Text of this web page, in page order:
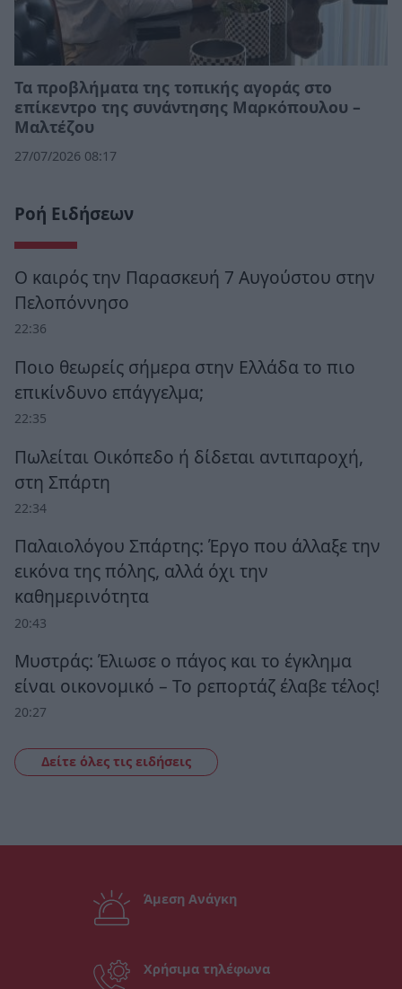
Τα προβλήματα της τοπικής αγοράς στο
επίκεντρο της συνάντησης Μαρκόπουλου –
Μαλτέζου
27/07/2026 08:17
Ροή Ειδήσεων
Ο καιρός την Παρασκευή 7 Αυγούστου στην
Πελοπόννησο
22:36
Ποιο θεωρείς σήμερα στην Ελλάδα το πιο
επικίνδυνο επάγγελμα;
22:35
Πωλείται Οικόπεδο ή δίδεται αντιπαροχή,
στη Σπάρτη
22:34
Παλαιολόγου Σπάρτης: Έργο που άλλαξε την
εικόνα της πόλης, αλλά όχι την
καθημερινότητα
20:43
Μυστράς: Έλιωσε ο πάγος και το έγκλημα
είναι οικονομικό – Το ρεπορτάζ έλαβε τέλος!
20:27
Δείτε όλες τις ειδήσεις
Άμεση Ανάγκη
Χρήσιμα τηλέφωνα